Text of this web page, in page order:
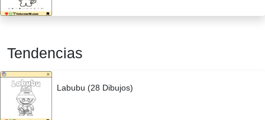
Tendencias
Labubu (28 Dibujos)